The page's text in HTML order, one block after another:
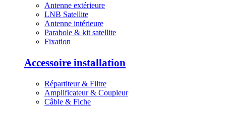
Antenne extérieure
LNB Satellite
Antenne intérieure
Parabole & kit satellite
Fixation
Accessoire installation
Répartiteur & Filtre
Amplificateur & Coupleur
Câble & Fiche